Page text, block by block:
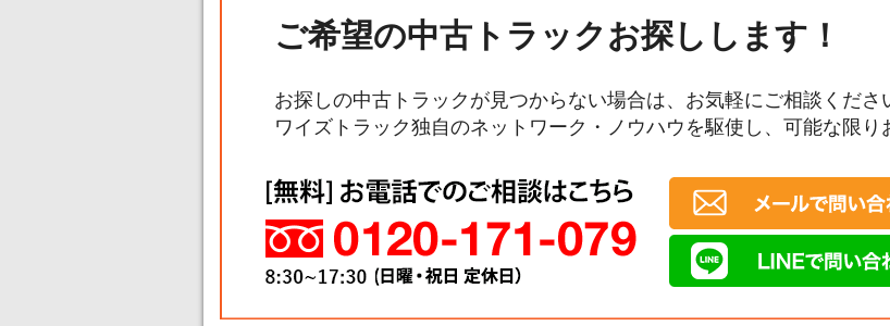
ご希望の中古トラックお探しします！
お探しの中古トラックが見つからない場合は、お気軽にご相談くださ
ワイズトラック独自のネットワーク・ノウハウを駆使し、可能な限り